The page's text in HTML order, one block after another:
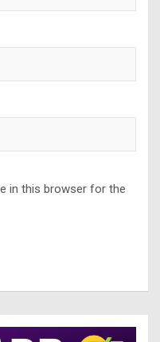
in this browser for the